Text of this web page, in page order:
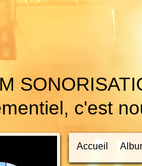
c'est
Accueil